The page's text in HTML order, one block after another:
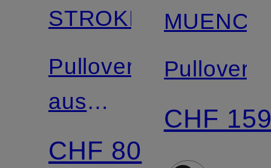
Zertifiziert
STROKESMAN'S
Pullover
aus
Merinowolle
CHF 80
Pullover
CHF